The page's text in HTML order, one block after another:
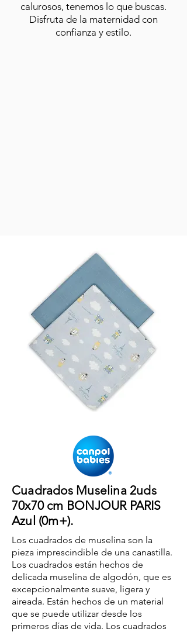
calurosos, tenemos lo que buscas.
Disfruta de la maternidad con
confianza y estilo.
Cuadrados Muselina 2uds
70x70 cm BONJOUR PARIS
Azul (0m+).
Los cuadrados de muselina son la
pieza imprescindible de una canastilla.
Los cuadrados están hechos de
delicada muselina de algodón, que es
excepcionalmente suave, ligera y
aireada. Están hechos de un material
que se puede utilizar desde los
primeros días de vida. Los cuadrados